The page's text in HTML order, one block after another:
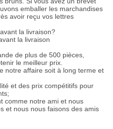
emballer les marchandises
avoir reçu vos lettres
la livraison?
la livraison
de plus de 500 pièces,
le meilleur prix.
notre affaire soit à long terme et
et des prix compétitifs pour
comme notre ami et nous
et nous nous faisons des amis